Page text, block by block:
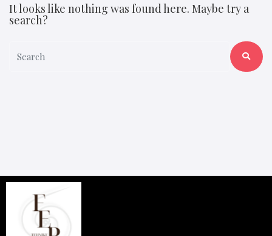
It looks like nothing was found here. Maybe try a
search?